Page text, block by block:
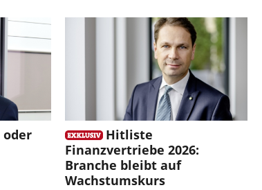
oder
Hitliste
Finanzvertriebe 2026:
Branche bleibt auf
Wachstumskurs